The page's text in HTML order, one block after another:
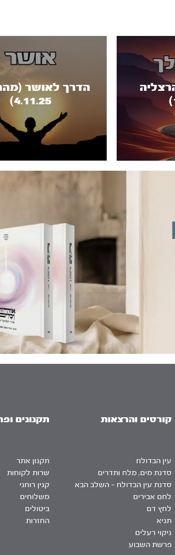
הדרך לאושר
4.11.25)
קורסים והרצאות
עין הבדולח
סדנת מים, מלח ותדרים
סדנת עין הבדולח – השלב הבא
לחם אבירים
לחץ דם
תניא
ניקוי רעלים
פרשת השבוע
תקנונים
תקנון אתר
שרות לקוחות
קנין רוחני
משלוחים
ביטולים
החזרות